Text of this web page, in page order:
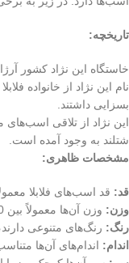
تاریخچه:
خاستگاه این نژاد کشور
نام این نژاد از خانواده
بسزایی داشتند.
این نژاد از تلاقی اسب‌های
شتلند به وجود آمده است.
مشخصات ظاهری:
قد: قد اسب‌های فلابلا معمولاً بین 71 تا 86
وزن: وزن آن‌ها معمولاً بین 90 تا 180 کیلوگرم است.
رنگ: رنگ‌های متنوعی
اندام: اندام‌های آن‌ها